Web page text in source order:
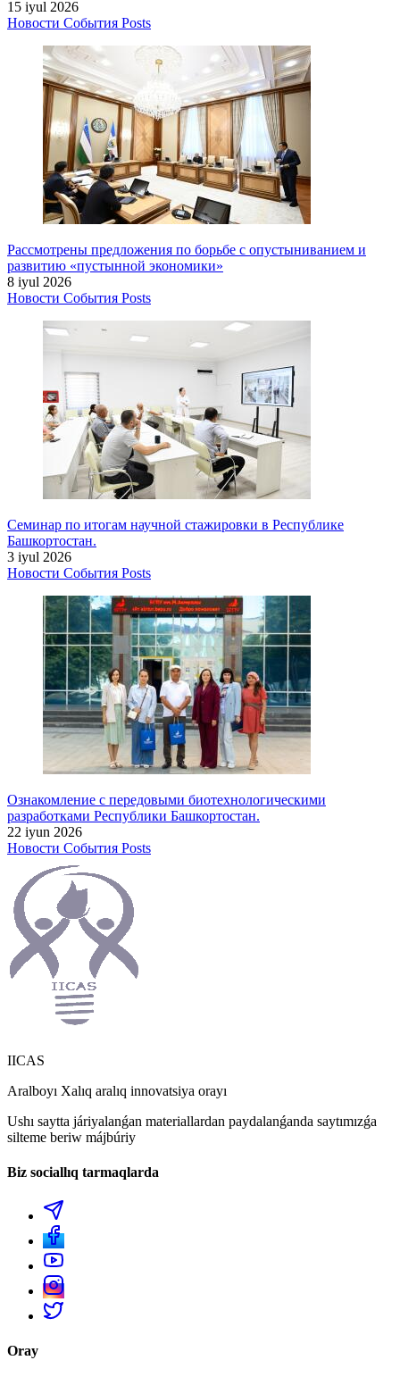
15 iyul 2026
Новости События Posts
Рассмотрены предложения по борьбе с опустыниванием и
развитию «пустынной экономики»
8 iyul 2026
Новости События Posts
Семинар по итогам научной стажировки в Республике
Башкортостан.
3 iyul 2026
Новости События Posts
Ознакомление с передовыми биотехнологическими
разработками Республики Башкортостан.
22 iyun 2026
Новости События Posts
IICAS
Aralboyı Xalıq aralıq innovatsiya orayı
Ushı saytta járiyalanǵan materiallardan paydalanǵanda saytımızǵa
silteme beriw májbúriy
Biz sociallıq tarmaqlarda
Oray